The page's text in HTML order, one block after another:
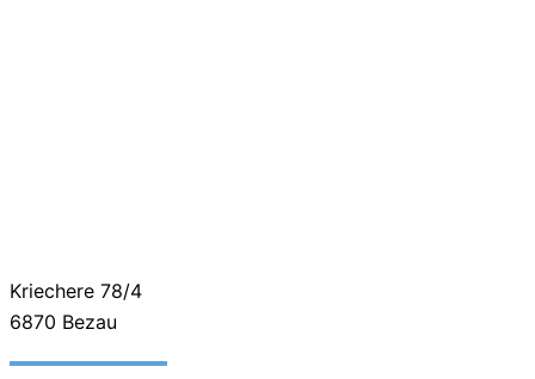
Kriechere 78/4
6870 Bezau